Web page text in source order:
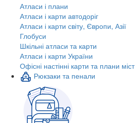
Атласи і плани
Атласи і карти автодоріг
Атласи і карти світу, Європи, Азії
Глобуси
Шкільні атласи та карти
Атласи і карти України
Офісні настінні карти та плани міст
Рюкзаки та пенали